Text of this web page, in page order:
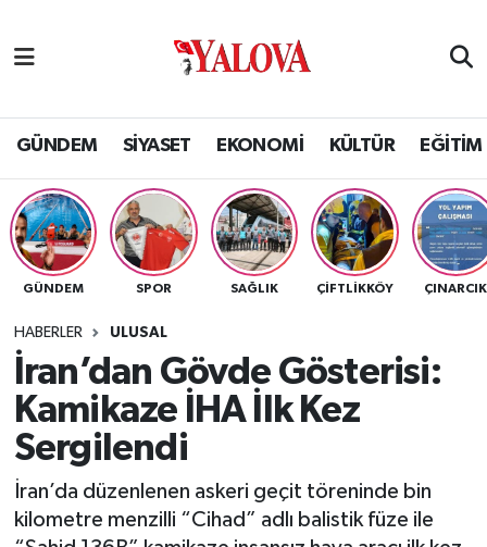
GÜNDEM SİYASET EKONOMİ KÜLTÜR EĞİTİM
GÜNDEM SPOR SAĞLIK ÇİFTLİKKÖY ÇINARCIK
HABERLER ULUSAL
İran’dan Gövde Gösterisi:
Kamikaze İHA İlk Kez
Sergilendi
İran’da düzenlenen askeri geçit töreninde bin
kilometre menzilli “Cihad” adlı balistik füze ile
SİYASET
EKONOMİ
KÜLTÜR
BİLİM VE TEKNOLOJİ
ASAYİŞ
SAĞLIK
SPOR
Yalova Nöbetçi Eczaneler
Yalova Hava Durumu
Yalova Namaz Vakitleri
Yalova Trafik Yoğunluk Haritası
Tüm Manşetler
Son Dakika Haberleri
Haber Arşivi